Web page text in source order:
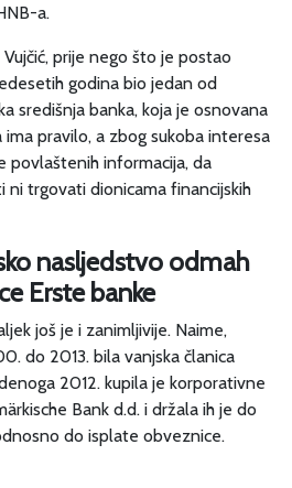
a.
prije nego što je postao
godina bio jedan od
središnja banka, koja je osnovana
pravilo, a zbog sukoba interesa
povlaštenih informacija, da
ni trgovati dionicama financijskih
nasljedstvo odmah
Erste banke
još je i zanimljivije. Naime,
do 2013. bila vanjska članica
2012. kupila je korporativne
Bank d.d. i držala ih je do
do isplate obveznice.